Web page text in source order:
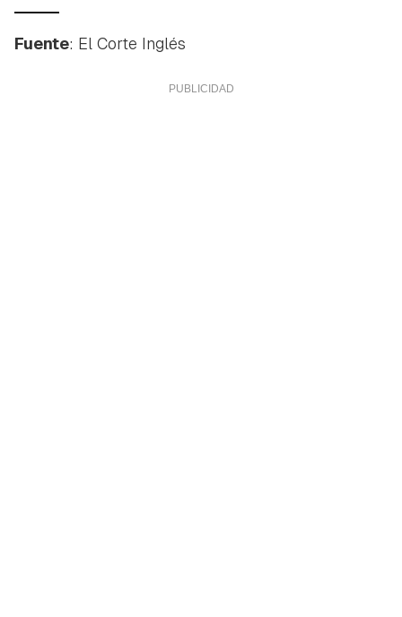
Fuente: El Corte Inglés